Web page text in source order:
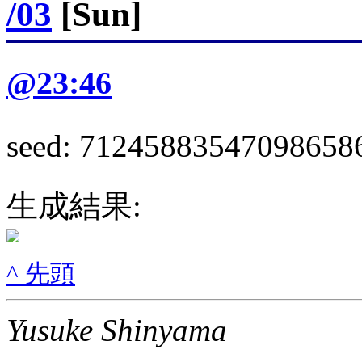
/03 [Sun]
@23:46
seed:
生成結果:
^ 先頭
Yusuke Shinyama